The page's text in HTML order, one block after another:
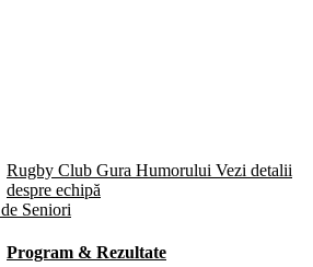
Rugby Club Gura Humorului Vezi detalii
despre echipă
Seniori
Program & Rezultate